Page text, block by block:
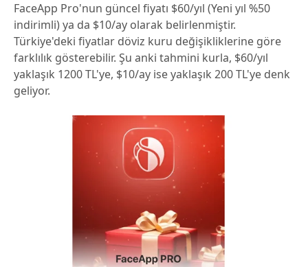
FaceApp Pro'nun güncel fiyatı $60/yıl (Yeni yıl %50
indirimli) ya da $10/ay olarak belirlenmiştir.
Türkiye'deki fiyatlar döviz kuru değişikliklerine göre
farklılık gösterebilir. Şu anki tahmini kurla, $60/yıl
yaklaşık 1200 TL'ye, $10/ay ise yaklaşık 200 TL'ye denk
geliyor.